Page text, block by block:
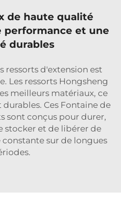
de haute qualité
performance et une
durables
ressorts d'extension est
Les ressorts Hongsheng
meilleurs matériaux, ce
Ces Fontaine de
sont conçus pour durer,
stocker et de libérer de
sur de longues